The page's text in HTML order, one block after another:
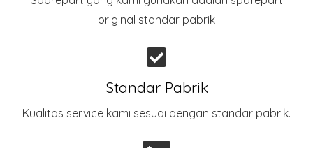
original standar pabrik​
Standar Pabrik
Kualitas service kami sesuai dengan standar pabrik.